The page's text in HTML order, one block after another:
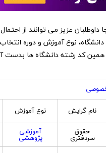
ارشد 96 نیز موجود می باشد و در آنجا داوطلبان
دانشگاه، نوع آموزش و دوره
همین کد رشته دانشگاه ها
نام گرایش نوع آموزش
حقوق
سردفتری
آموزشی
پژوهشی